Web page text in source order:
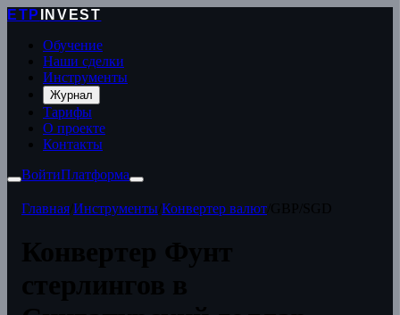
ETP
INVEST
Обучение
Наши сделки
Инструменты
Журнал
Тарифы
О проекте
Контакты
ВойтиПлатформа
Главная Инструменты Конвертер валют